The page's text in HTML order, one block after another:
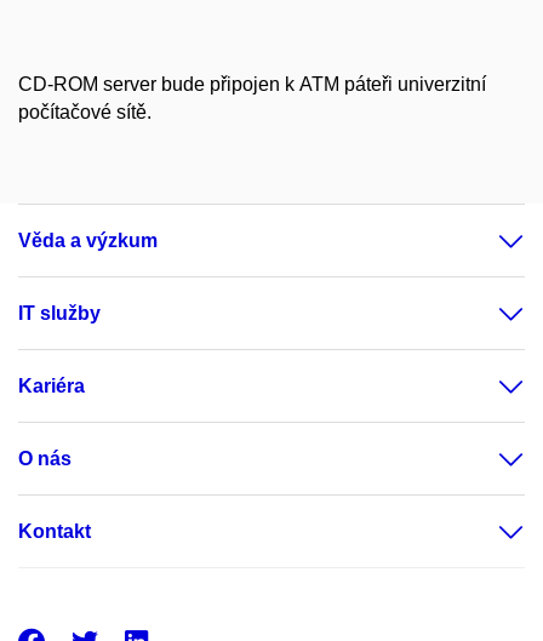
CD-ROM server bude připojen k ATM páteři univerzitní
počítačové sítě.
Věda a výzkum
IT služby
Kariéra
O nás
Kontakt